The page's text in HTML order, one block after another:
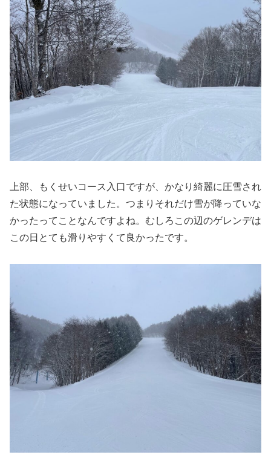
上部、もくせいコース入口ですが、かなり綺麗に圧雪され
た状態になっていました。つまりそれだけ雪が降っていな
かったってことなんですよね。むしろこの辺のゲレンデは
この日とても滑りやすくて良かったです。